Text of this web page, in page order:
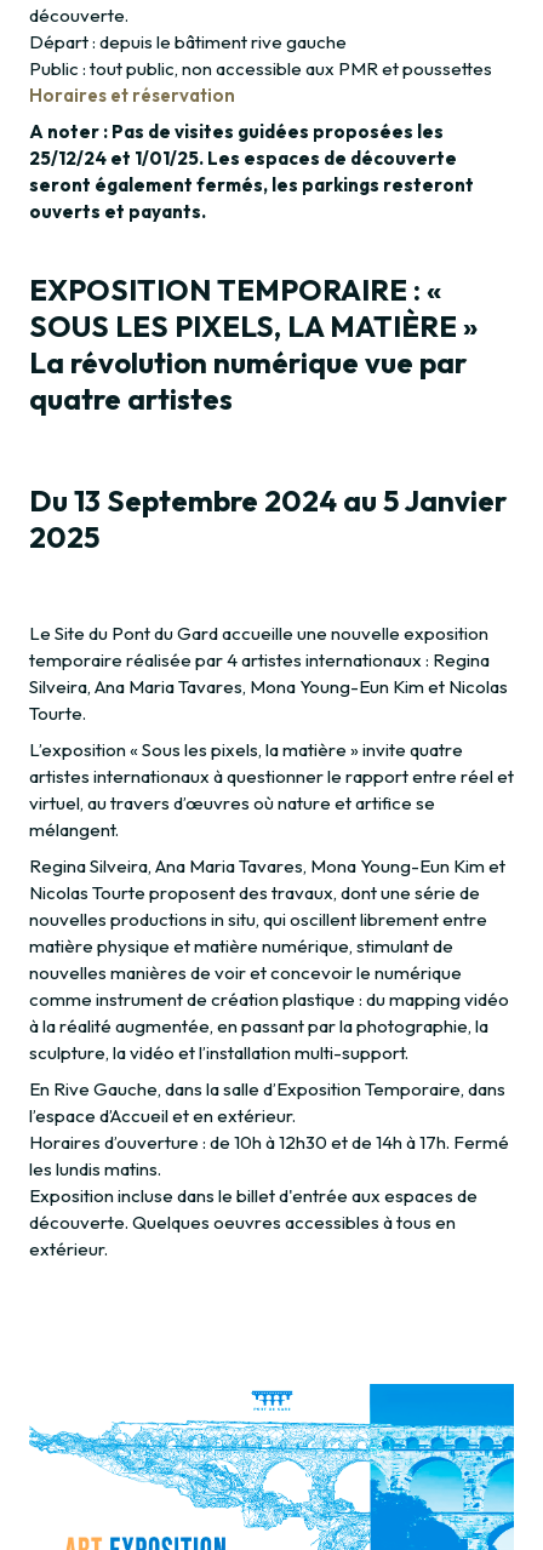
découverte.
Départ : depuis le bâtiment rive gauche
Public : tout public, non accessible aux PMR et poussettes
Horaires et réservation
A noter : Pas de visites guidées proposées les
25/12/24 et 1/01/25. Les espaces de découverte
seront également fermés, les parkings resteront
ouverts et payants.
EXPOSITION TEMPORAIRE : «
SOUS LES PIXELS, LA MATIÈRE »
La révolution numérique vue par
quatre artistes
Du 13 Septembre 2024 au 5 Janvier
2025
Le Site du Pont du Gard accueille une nouvelle exposition
temporaire réalisée par 4 artistes internationaux : Regina
Silveira, Ana Maria Tavares, Mona Young-Eun Kim et Nicolas
Tourte.
L’exposition « Sous les pixels, la matière » invite quatre
artistes internationaux à questionner le rapport entre réel et
virtuel, au travers d’œuvres où nature et artifice se
mélangent.
Regina Silveira, Ana Maria Tavares, Mona Young-Eun Kim et
Nicolas Tourte proposent des travaux, dont une série de
nouvelles productions in situ, qui oscillent librement entre
matière physique et matière numérique, stimulant de
nouvelles manières de voir et concevoir le numérique
comme instrument de création plastique : du mapping vidéo
à la réalité augmentée, en passant par la photographie, la
sculpture, la vidéo et l’installation multi-support.
En Rive Gauche, dans la salle d’Exposition Temporaire, dans
l’espace d’Accueil et en extérieur.
Horaires d’ouverture : de 10h à 12h30 et de 14h à 17h. Fermé
les lundis matins.
Exposition incluse dans le billet d'entrée aux espaces de
découverte. Quelques oeuvres accessibles à tous en
extérieur.